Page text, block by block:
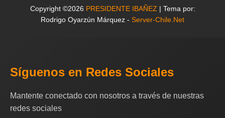
Copyright ©2026 PRESIDENTE IBAÑEZ | Tema por:
Rodrigo Oyarzún Márquez - Server-Chile.Net
Síguenos en Redes Sociales
Mantente conectado con nosotros a través de nuestras
redes sociales